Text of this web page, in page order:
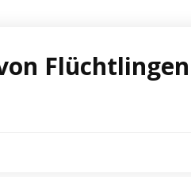
Flüchtlingen